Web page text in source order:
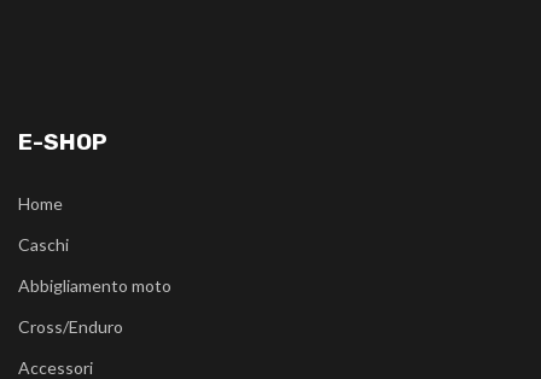
E-SHOP
Home
Caschi
Abbigliamento moto
Cross/Enduro
Accessori